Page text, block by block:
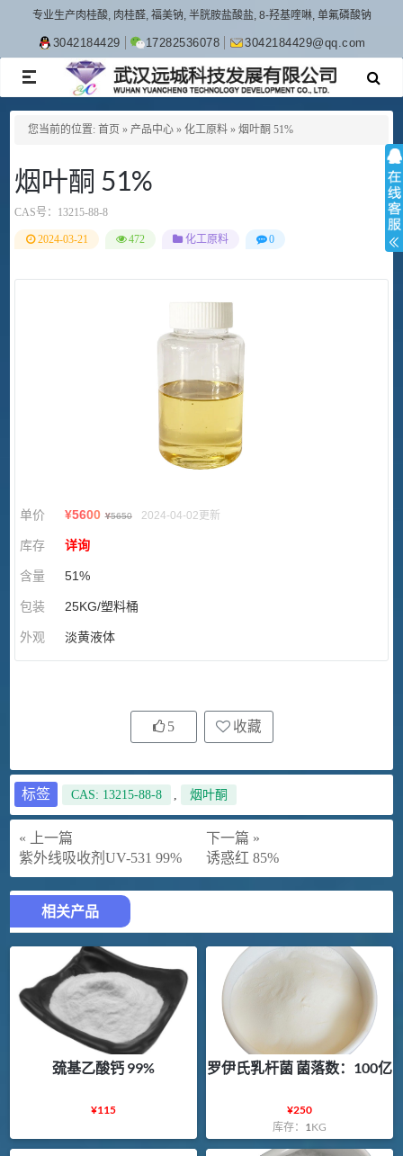
专业生产肉桂酸, 肉桂醛, 福美钠, 半胱胺盐酸盐, 8-羟基喹啉, 单氟磷酸钠
3042184429 17282536078 3042184429@qq.com
TOGGLE
NAVIGATION
您当前的位置: 首页 » 产品中心 » 化工原料 » 烟叶酮 51%
烟叶酮 51%
CAS号： 13215-88-8
2024-03-21 472 化工原料 0
单价 ¥5600 ¥5650 2024-04-02更新
库存 详询
含量 51%
包装 25KG/塑料桶
外观 淡黄液体
5 收藏
标签 CAS: 13215-88-8 , 烟叶酮
« 上一篇
紫外线吸收剂UV-531 99%
下一篇 »
诱惑红 85%
相关产品
巯基乙酸钙 99%
¥115
罗伊氏乳杆菌 菌落数：100亿
¥250
库存： 1KG